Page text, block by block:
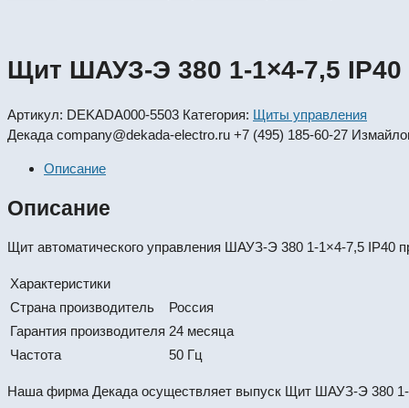
Щит ШАУЗ-Э 380 1-1×4-7,5 IP40
Артикул: DEKADA000-5503 Категория: Щиты управления
Декада company@dekada-electro.ru +7 (495) 185-60-27
Описание
Описание
Щит автоматического управления ШАУЗ-Э 380 1-1×4-7,5 IP40
Характеристики
Страна производитель
Россия
Гарантия производителя 24 месяца
Частота
50 Гц
Наша фирма Декада осуществляет выпуск Щит ШАУЗ-Э 380 1-